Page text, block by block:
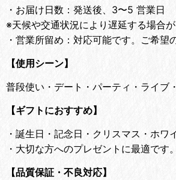
・ お届け日数：発送後、3〜5 営業日
※天候や交通状況により遅延する場合が
・ 営業所留め：対応可能です。ご希望
【使用シーン】
普段使い・デート・パーティ・ライブ
【ギフトにおすすめ】
・ 誕生日・記念日・クリスマス・ホワ
・ 大切な方へのプレゼントに最適です。
【品質保証・不良対応】